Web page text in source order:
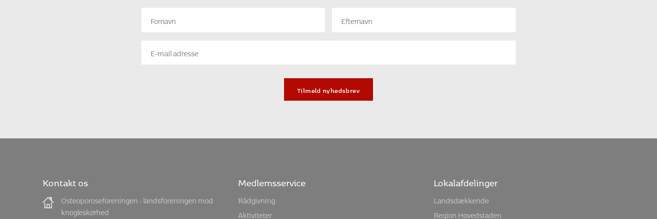
Tilmeld nyhedsbrev
Kontakt os
Osteoporoseforeningen - landsforeningen mod
knogleskørhed
Medlemsservice
Rådgivning
Aktiviteter
Lokalafdelinger
Landsdækkende
Region Hovedstaden